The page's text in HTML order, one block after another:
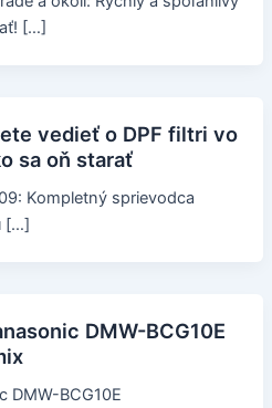
[…]
vedieť o DPF filtri vo
sa oň starať
Kompletný sprievodca
[…]
DMW-BCG10E
DMW-BCG10E